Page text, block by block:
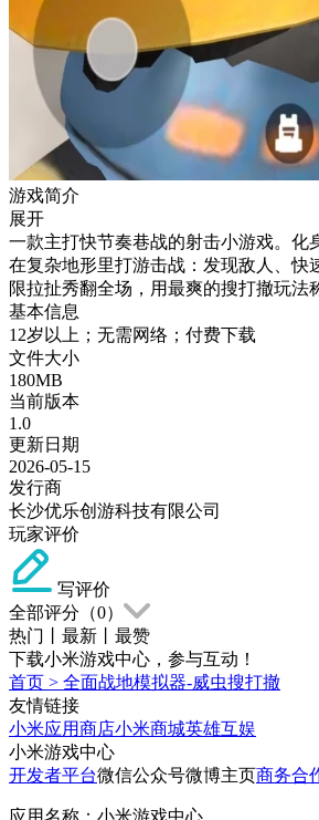
游戏简介
展开
一款主打快节奏巷战的射击小游戏。化
在复杂地形里打游击战：发现敌人、快
限拉扯秀翻全场，用最爽的搜打撤玩法
基本信息
12岁以上；无需网络；付费下载
文件大小
180MB
当前版本
1.0
更新日期
2026-05-15
发行商
长沙优乐创游科技有限公司
玩家评价
写评价
全部评分（0）
热门
最新
最赞
下载小米游戏中心，参与互动！
首页 > 全面战地模拟器-威虫搜打撤
友情链接
小米应用商店小米商城英雄互娱
小米游戏中心
开发者平台微信公众号微博主页商务合
应用名称：小米游戏中心